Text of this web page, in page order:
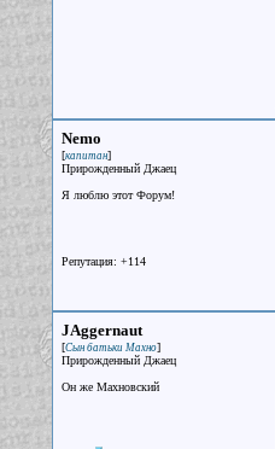
Nemo
[капитан]
Прирожденный Джаец
Я люблю этот Форум!
Репутация: +114
JAggernaut
[Сын батьки Махно]
Прирожденный Джаец
Он же Махновский